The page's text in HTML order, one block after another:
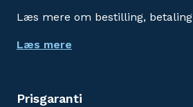
Læs mere om bestilling, betaling
Læs mere
Prisgaranti